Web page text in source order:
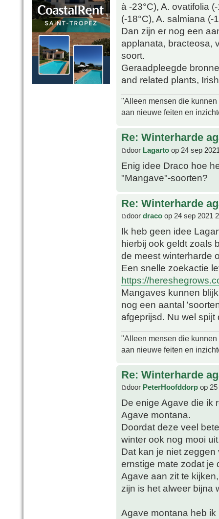
à -23°C), A. ovatifolia
(-18°C), A. salmiana (-
Dan zijn er nog een
applanata, bracteosa,
soort.
Geraadpleegde
and related plants,
"Alleen mensen die
aan nieuwe feiten en
Re: Winterharde
door Lagarto op 24 sep
Enig idee Draco hoe
"Mangave"-soorten?
Re: Winterharde
door draco op 24 sep 2021
Ik heb geen idee
hierbij ook geldt zoals
de meest winterharde
Een snelle zoekactie
https://
Mangaves kunnen
nog een aantal
afgeprijsd. Nu wel
"Alleen mensen die
aan nieuwe feiten en
Re: Winterharde
door PeterHoofddorp op
De enige Agave die ik
Agave montana.
Doordat deze veel
winter ook nog mooi
Dat kan je niet
ernstige mate zodat je
Agave aan zit te
zijn is het alweer bijna
Agave montana heb